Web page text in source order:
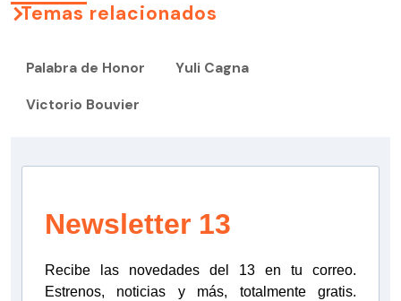
Temas relacionados
Palabra de Honor Yuli Cagna
Victorio Bouvier
Newsletter 13
Recibe las novedades del 13 en tu correo.
Estrenos, noticias y más, totalmente gratis.